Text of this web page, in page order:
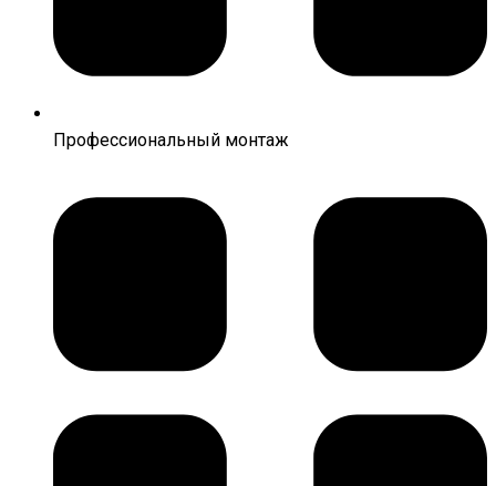
Профессиональный монтаж